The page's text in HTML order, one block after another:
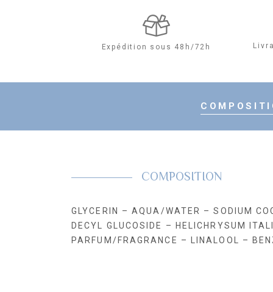
Expédition sous 48h/72h
COMPOSITION
GLYCERIN – AQUA/WATER – SODIUM
DECYL GLUCOSIDE – HELICHRYSUM
PARFUM/FRAGRANCE – LINALOOL –